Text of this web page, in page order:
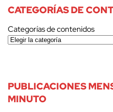
CATEGORÍAS DE
Categorías de contenidos
PUBLICACIONES
MINUTO